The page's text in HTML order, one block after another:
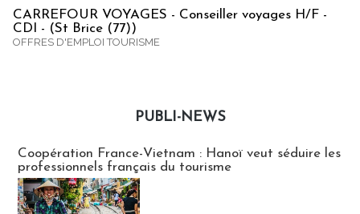
CARREFOUR VOYAGES - Conseiller voyages H/F -
CDI - (St Brice (77))
OFFRES D'EMPLOI TOURISME
PUBLI-NEWS
Coopération France-Vietnam : Hanoï veut séduire les
professionnels français du tourisme